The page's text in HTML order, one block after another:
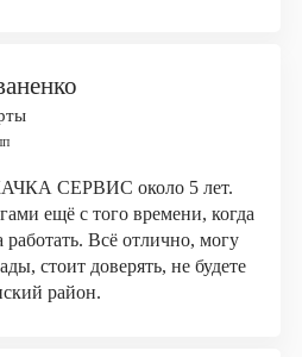
СЕРВИС около 5 лет.
ещё с того времени, когда
работать. Всё отлично, могу
стоит доверять, не будете
район.